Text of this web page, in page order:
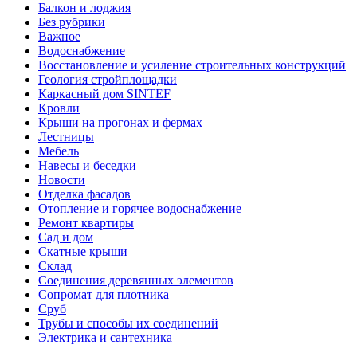
Балкон и лоджия
Без рубрики
Важное
Водоснабжение
Восстановление и усиление строительных конструкций
Геология стройплощадки
Каркасный дом SINTEF
Кровли
Крыши на прогонах и фермах
Лестницы
Мебель
Навесы и беседки
Новости
Отделка фасадов
Отопление и горячее водоснабжение
Ремонт квартиры
Сад и дом
Скатные крыши
Склад
Соединения деревянных элементов
Сопромат для плотника
Сруб
Трубы и способы их соединений
Электрика и сантехника